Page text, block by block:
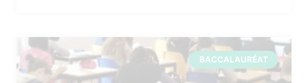
BACCALAURÉAT